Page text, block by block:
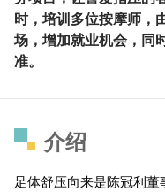
时，培训多位按摩师，
场，增加就业机会，同
准。
介绍
足体舒压向来是陈冠利